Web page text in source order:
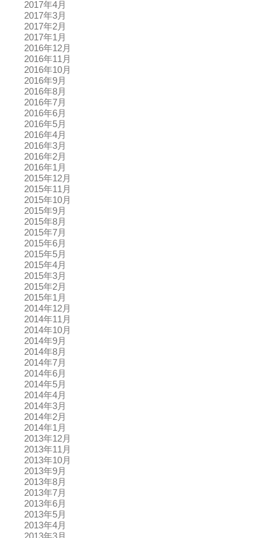
2017年4月
2017年3月
2017年2月
2017年1月
2016年12月
2016年11月
2016年10月
2016年9月
2016年8月
2016年7月
2016年6月
2016年5月
2016年4月
2016年3月
2016年2月
2016年1月
2015年12月
2015年11月
2015年10月
2015年9月
2015年8月
2015年7月
2015年6月
2015年5月
2015年4月
2015年3月
2015年2月
2015年1月
2014年12月
2014年11月
2014年10月
2014年9月
2014年8月
2014年7月
2014年6月
2014年5月
2014年4月
2014年3月
2014年2月
2014年1月
2013年12月
2013年11月
2013年10月
2013年9月
2013年8月
2013年7月
2013年6月
2013年5月
2013年4月
2013年3月